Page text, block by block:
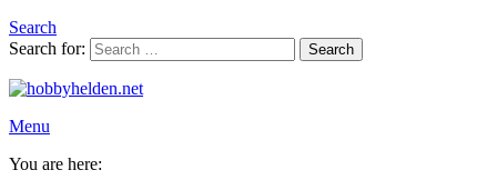
Search
Search for:
Search
Menu
You are here: